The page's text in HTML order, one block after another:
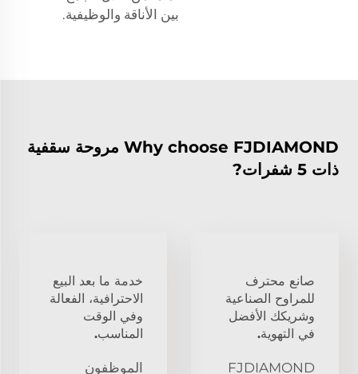
بين الأناقة والوظيفية.
Why choose FJDIAMOND مروحة سقفية
ذات 5 شفرات?
صانع محترف
للمراوح الصناعية
وشريكك الأفضل
في التهوية.
FJDIAMOND
خدمة ما بعد البيع
الاحترافية، الفعالة
وفي الوقت
المناسب.
الموظفون